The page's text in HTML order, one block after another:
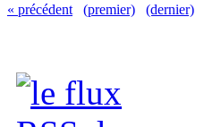
« précédent (premier) (dernier)